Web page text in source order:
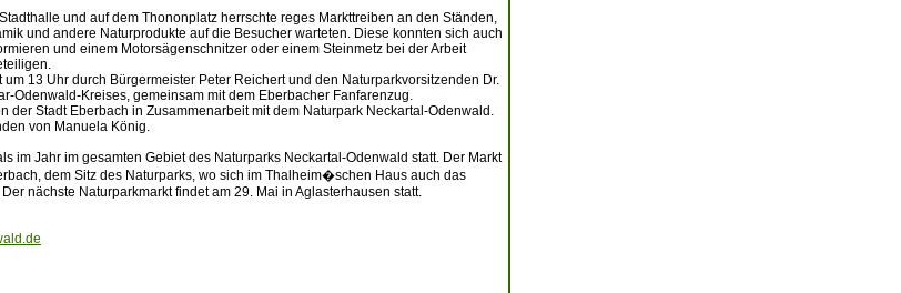
und auf dem Thononplatz herrschte reges Markttreiben an den Ständen,
und andere Naturprodukte auf die Besucher warteten. Diese konnten sich auch
und einem Motorsägenschnitzer oder einem Steinmetz bei der Arbeit
13 Uhr durch Bürgermeister Peter Reichert und den Naturparkvorsitzenden Dr.
Odenwald-Kreises, gemeinsam mit dem Eberbacher Fanfarenzug.
der Stadt Eberbach in Zusammenarbeit mit dem Naturpark Neckartal-Odenwald.
von Manuela König.
im Jahr im gesamten Gebiet des Naturparks Neckartal-Odenwald statt. Der Markt
dem Sitz des Naturparks, wo sich im Thalheim�schen Haus auch das
nächste Naturparkmarkt findet am 29. Mai in Aglasterhausen statt.